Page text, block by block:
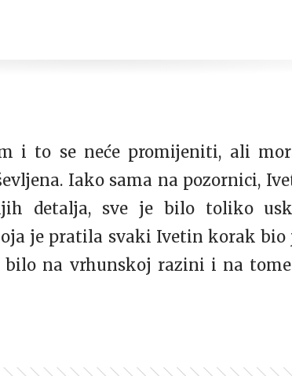
i to se neće promijeniti, ali
Iako sama na pozornici,
detalja, sve je bilo toliko
je pratila svaki Ivetin korak bio
bilo na vrhunskoj razini i na